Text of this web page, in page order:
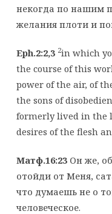
некогда по нашим
желания плоти и
Eph.2:2,3 2in which
the course of this
power of the air, of
the sons of
formerly lived in the
desires of the flesh
Матф.16:23Он же,
отойди от Меня,
что думаешь не о
человеческое.